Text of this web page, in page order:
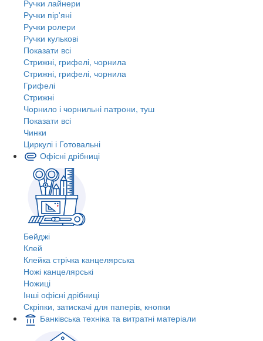
Ручки лайнери
Ручки пір'яні
Ручки ролери
Ручки кулькові
Показати всі
Стрижні, грифелі, чорнила
Стрижні, грифелі, чорнила
Грифелі
Стрижні
Чорнило і чорнильні патрони, туш
Показати всі
Чинки
Циркулі і Готовальні
Офісні дрібниці
Бейджі
Клей
Клейка стрічка канцелярська
Ножі канцелярські
Ножиці
Інші офісні дрібниці
Скріпки, затискачі для паперів, кнопки
Банківська техніка та витратні матеріали